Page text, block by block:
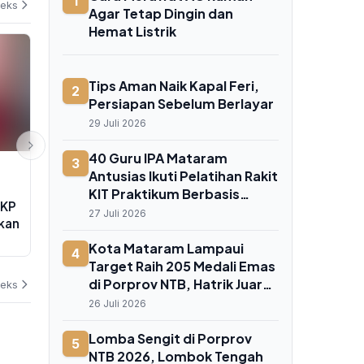
EKSBIS
Telkom Catat Laba Rp 10,6
Triliun, Dana Segar Rp 54 Triliun
04 Agustus 2026
Agar Tetap Dingin dan
Hemat Listrik
2
Tips Aman Naik Kapal Feri,
Persiapan Sebelum Berlayar
29 Juli 2026
3 40 Guru IPA Mataram
Antusias Ikuti Pelatihan Rakit
KIT Praktikum Berbasis
Proyek, Pakai Bahan
27 Juli 2026
4 Kota Mataram Lampaui
Target Raih 205 Medali Emas
di Porprov NTB, Hatrik Juara
Umum
26 Juli 2026
5 Lomba Sengit di Porprov
NTB 2026, Lombok Tengah